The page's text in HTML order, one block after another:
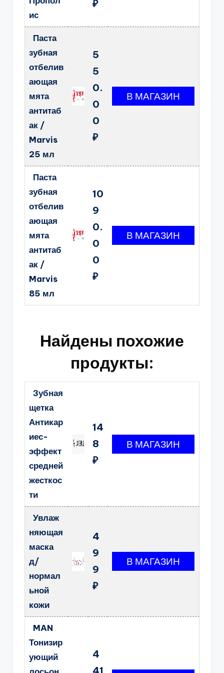
ис
₽
Паста
зубная
отбелив
ающая
мята
антитаб
ак /
Marvis
25 мл
5
5
0.
0
0
₽
Паста
зубная
отбелив
ающая
мята
антитаб
ак /
Marvis
85 мл
10
9
0.
0
0
₽
Найдены похожие
продукты:
Зубная
щетка
Антикар
иес-
эффект
средней
жесткос
ти
14
8
₽
Увлаж
няющая
маска
д/
нормал
ьной
кожи
4
9
9
₽
MAN
Тонизир
ующий
4
41